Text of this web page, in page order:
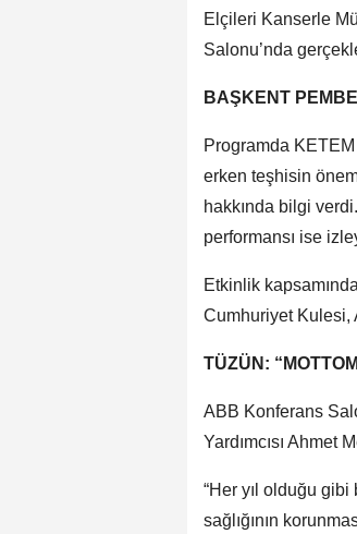
Elçileri Kanserle
Salonu’nda
BAŞKENT
Programda
erken teşhisin
hakkında bilgi
performansı ise
Etkinlik
Cumhuriyet Kulesi,
TÜZÜN:
ABB Konferans
Yardımcısı Ahmet
“Her yıl olduğu gibi
sağlığının